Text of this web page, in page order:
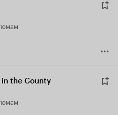
the County